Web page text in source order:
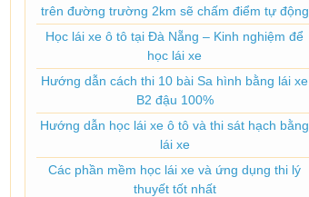
trên đường trường 2km sẽ chấm điểm tự động
Học lái xe ô tô tại Đà Nẵng – Kinh nghiệm để
học lái xe
Hướng dẫn cách thi 10 bài Sa hình bằng lái xe
B2 đậu 100%
Hướng dẫn học lái xe ô tô và thi sát hạch bằng
lái xe
Các phần mềm học lái xe và ứng dụng thi lý
thuyết tốt nhất